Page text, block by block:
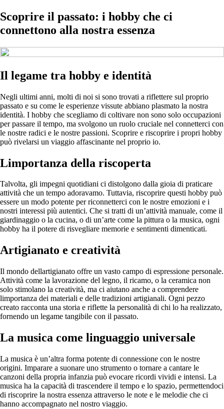
Scoprire il passato: i hobby che ci
connettono alla nostra essenza
Il legame tra hobby e identità
Negli ultimi anni, molti di noi si sono trovati a riflettere sul proprio
passato e su come le esperienze vissute abbiano plasmato la nostra
identità. I hobby che scegliamo di coltivare non sono solo occupazioni
per passare il tempo, ma svolgono un ruolo cruciale nel connetterci con
le nostre radici e le nostre passioni. Scoprire e riscoprire i propri hobby
può rivelarsi un viaggio affascinante nel proprio io.
Limportanza della riscoperta
Talvolta, gli impegni quotidiani ci distolgono dalla gioia di praticare
attività che un tempo adoravamo. Tuttavia, riscoprire questi hobby può
essere un modo potente per riconnetterci con le nostre emozioni e i
nostri interessi più autentici. Che si tratti di un’attività manuale, come il
giardinaggio o la cucina, o di un’arte come la pittura o la musica, ogni
hobby ha il potere di risvegliare memorie e sentimenti dimenticati.
Artigianato e creatività
Il mondo dellartigianato offre un vasto campo di espressione personale.
Attività come la lavorazione del legno, il ricamo, o la ceramica non
solo stimolano la creatività, ma ci aiutano anche a comprendere
limportanza dei materiali e delle tradizioni artigianali. Ogni pezzo
creato racconta una storia e riflette la personalità di chi lo ha realizzato,
fornendo un legame tangibile con il passato.
La musica come linguaggio universale
La musica è un’altra forma potente di connessione con le nostre
origini. Imparare a suonare uno strumento o tornare a cantare le
canzoni della propria infanzia può evocare ricordi vividi e intensi. La
musica ha la capacità di trascendere il tempo e lo spazio, permettendoci
di riscoprire la nostra essenza attraverso le note e le melodie che ci
hanno accompagnato nel nostro viaggio.